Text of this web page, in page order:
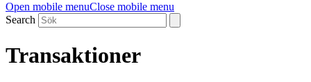
Open mobile menuClose mobile menu
Search
Transaktioner